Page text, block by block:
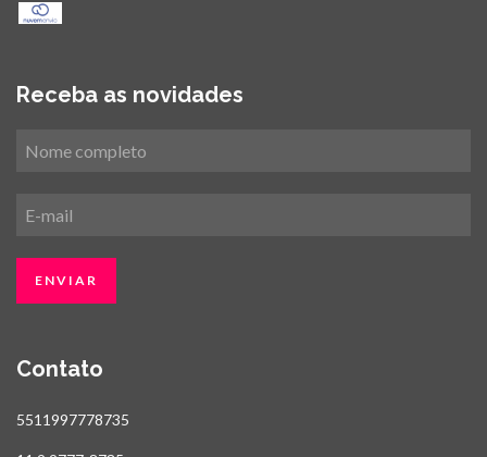
Receba as novidades
Contato
5511997778735